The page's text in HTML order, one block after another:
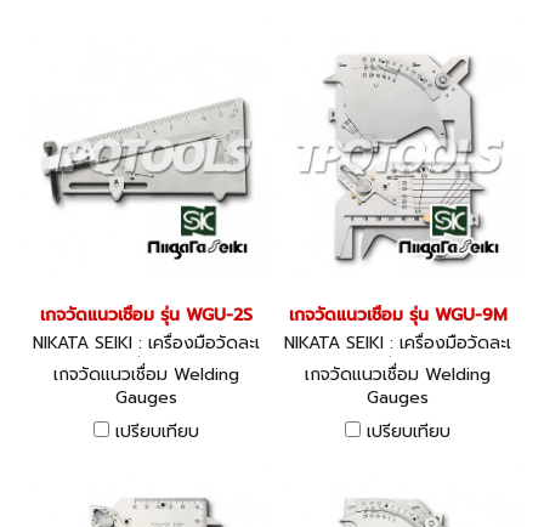
เกจวัดแนวเชื่อม รุ่น WGU-2S
NIKATA SEIKI : เครื่องมือวัดละเ
อียด
เกจวัดแนวเชื่อม Welding
Gauges
เปรียบเทียบ
เกจวัดแนวเชื่อม รุ่น WGU-9M
NIKATA SEIKI : เครื่องมือวัดละเ
อียด
เกจวัดแนวเชื่อม Welding
Gauges
เปรียบเทียบ